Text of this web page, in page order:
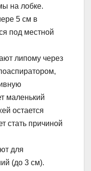
на лобке.
5 см в
под местной
липому через
маленький
остается
стать причиной
для
(до 3 см).